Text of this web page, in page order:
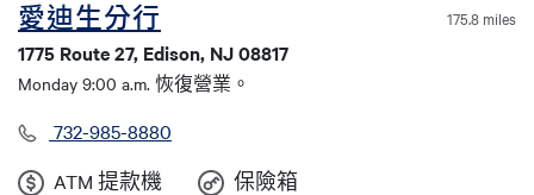
愛迪生分行 175.8 miles
1775 Route 27, Edison, NJ 08817
Monday 9:00 a.m. 恢復營業。
732-985-8880
ATM 提款機
保險箱